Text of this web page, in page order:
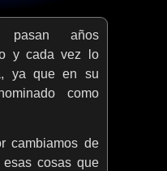
pasan años
y cada vez lo
ya que en su
como
cambiamos de
esas cosas que